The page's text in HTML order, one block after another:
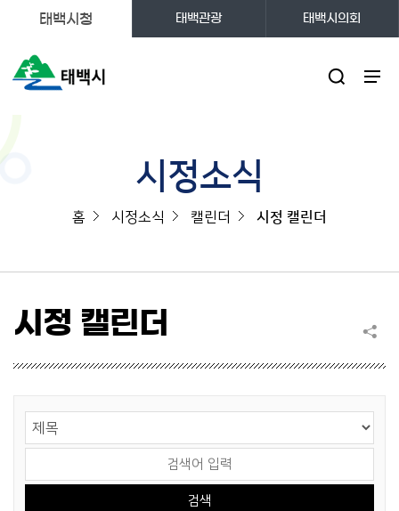
태백시청 태백관광 태백시의회
시정소식
홈 시정소식 캘린더 시정 캘린더
시정 캘린더